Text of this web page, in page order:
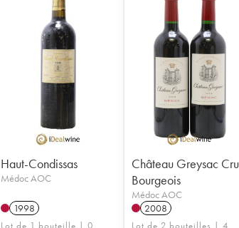
Haut-Condissas
Médoc AOC
1998
Lot de 1 bouteille | 0
Château Greysac Cru
Bourgeois
Médoc AOC
2008
Lot de 2 bouteilles | 4